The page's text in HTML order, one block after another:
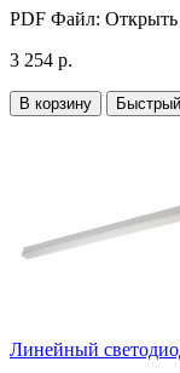
PDF Файл: Открыть
3 254 р.
В корзину
Линейный